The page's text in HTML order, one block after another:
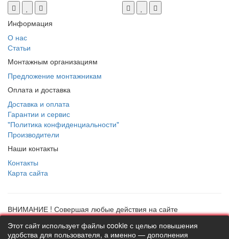
Информация
О нас
Статьи
Монтажным организациям
Предложение монтажникам
Оплата и доставка
Доставка и оплата
Гарантии и сервис
"Политика конфиденциальности"
Производители
Наши контакты
Контакты
Карта сайта
ВНИМАНИЕ ! Совершая любые действия на сайте
конфиденциальности", в противном случае рекомендуем
Этот сайт использует файлы cookie с целью повышения
удобства для пользователя, а именно — дополнения